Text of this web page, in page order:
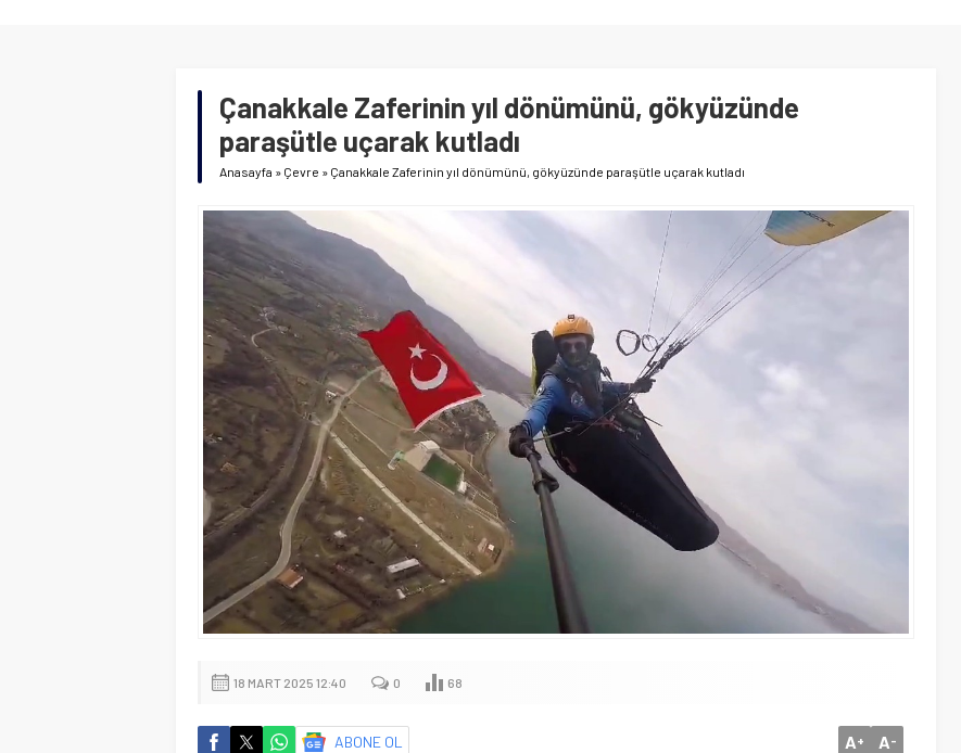
Çanakkale Zaferinin yıl dönümünü, gökyüzünde
paraşütle uçarak kutladı
Anasayfa » Çevre » Çanakkale Zaferinin yıl dönümünü, gökyüzünde paraşütle uçarak kutladı
18 MART 2025 12:40 0 68
ABONE OL A+ A-